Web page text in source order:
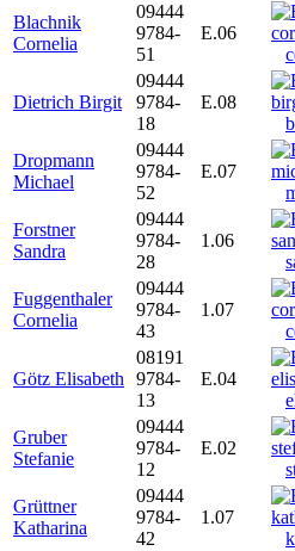
Blachnik
Cornelia
09444
9784-
51
E.06
Dietrich Birgit
09444
9784-
18
E.08
Dropmann
Michael
09444
9784-
52
E.07
Forstner
Sandra
09444
9784-
28
1.06
Fuggenthaler
Cornelia
09444
9784-
43
1.07
Götz Elisabeth
08191
9784-
13
E.04
Gruber
Stefanie
09444
9784-
12
E.02
Grüttner
Katharina
09444
9784-
42
1.07